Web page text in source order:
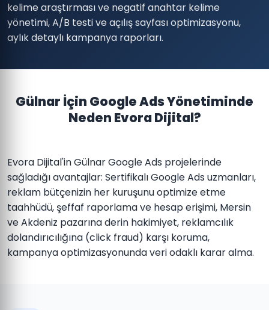
kelime araştırması ve negatif anahtar kelime
yönetimi, A/B testi ve açılış sayfası optimizasyonu,
aylık detaylı kampanya raporları.
Gülnar İçin Google Ads Yönetiminde
Neden Evora Dijital?
Evora Dijital'in Gülnar Google Ads projelerinde
sağladığı avantajlar: Sertifikalı Google Ads uzmanları,
reklam bütçenizin her kuruşunu optimize etme
taahhüdü, şeffaf raporlama ve hesap erişimi, Mersin
ve Akdeniz pazarına derin hakimiyet, reklamcılık
dolandırıcılığına (click fraud) karşı koruma,
kampanya optimizasyonunda veri odaklı karar alma.